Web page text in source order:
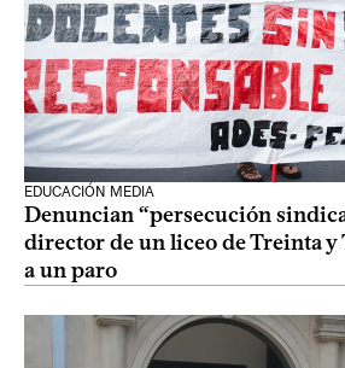
EDUCACIÓN MEDIA
Denuncian “persecución
director de un liceo de Treinta
a un paro